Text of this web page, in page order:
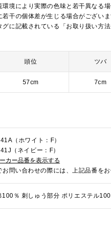
境により実際の色味と若干異なる場
干の個体差が生じる場合がございま
に記載されている「お取り扱い方
頭位 ツバ
57cm 7cm
（ホワイト：F）
（ネイビー：F）
カー品番を表示する
お問い合わせの際には、上記品番を
100％ 刺しゅう部分 ポリエステル100